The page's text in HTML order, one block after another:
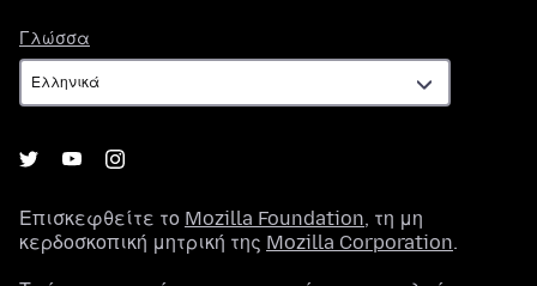
Γλώσσα
Επισκεφθείτε το Mozilla Foundation, τη μη
κερδοσκοπική μητρική της Mozilla Corporation.